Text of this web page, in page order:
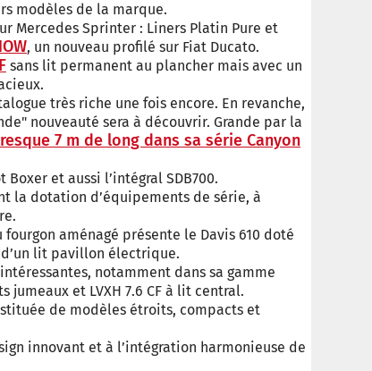
modèles de la marque.
Mercedes Sprinter : Liners Platin Pure et
, un nouveau profilé sur Fiat Ducato.
sans lit permanent au plancher mais avec un
très riche une fois encore. En revanche,
nouveauté sera à découvrir. Grande par la
7 m de long dans sa série Canyon
Boxer et aussi l’intégral SDB700.
la dotation d’équipements de série, à
aménagé présente le Davis 610 doté
lit pavillon électrique.
notamment dans sa gamme
jumeaux et LVXH 7.6 CF à lit central.
de modèles étroits, compacts et
innovant et à l’intégration harmonieuse de